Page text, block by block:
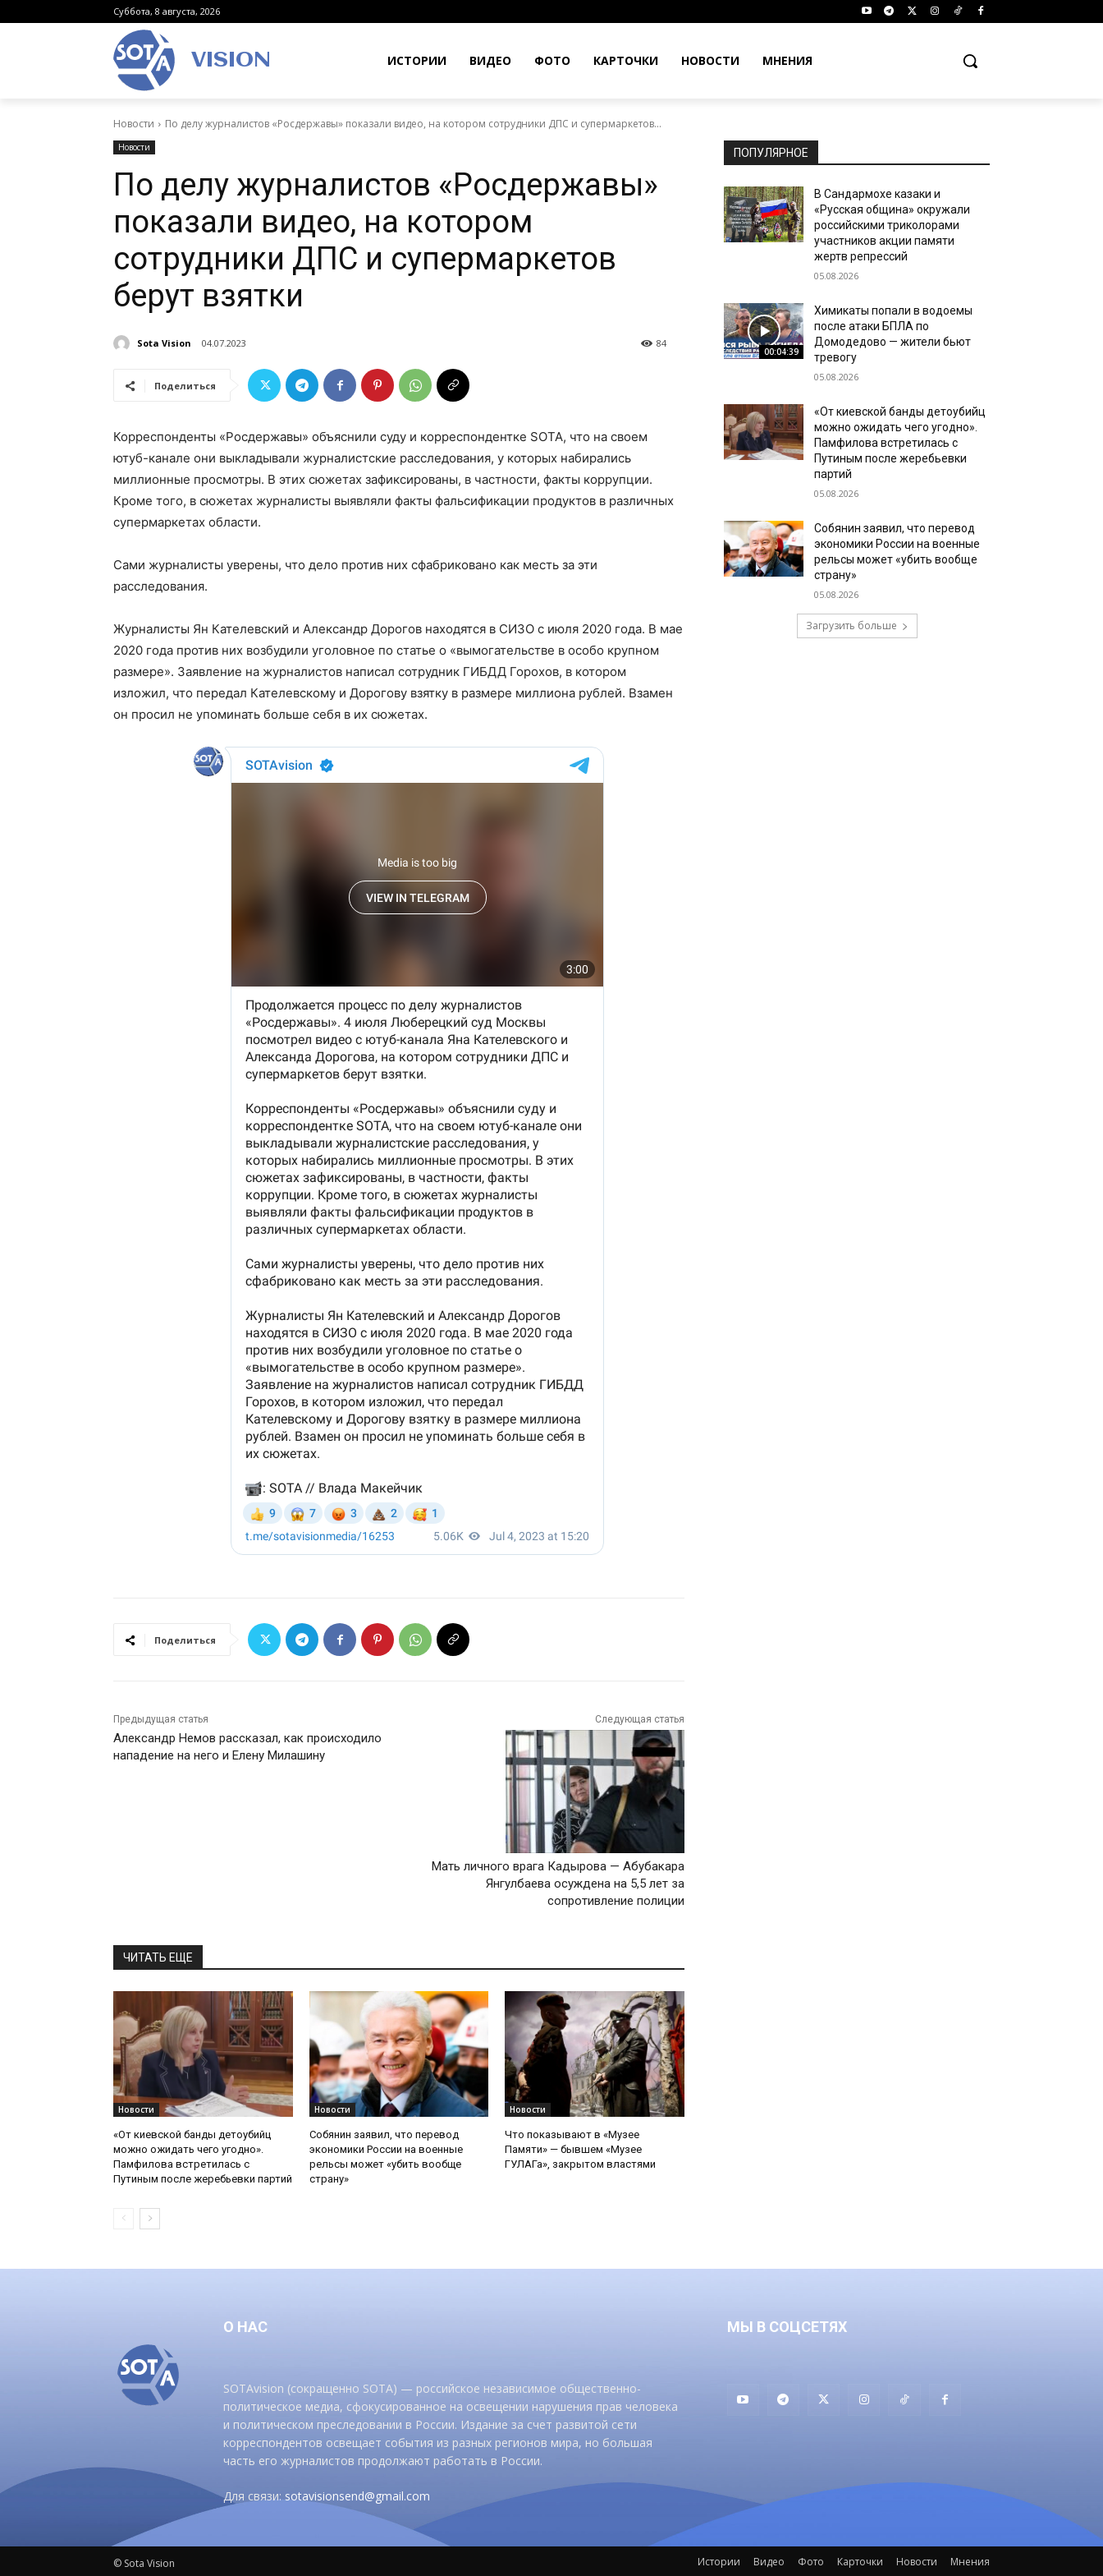
Суббота, 8 августа, 2026
VISION ИСТОРИИ ВИДЕО ФОТО КАРТОЧКИ НОВОСТИ МНЕНИЯ
Новости По делу журналистов «Росдержавы» показали видео, на котором сотрудники ДПС и супермаркетов...
Новости
По делу журналистов «Росдержавы»
показали видео, на котором
сотрудники ДПС и супермаркетов
берут взятки
Sota Vision 04.07.2023 84
Поделиться
Корреспонденты «Росдержавы» объяснили суду и корреспондентке SOTA, что на своем
ютуб-канале они выкладывали журналистские расследования, у которых набирались
миллионные просмотры. В этих сюжетах зафиксированы, в частности, факты коррупции.
Кроме того, в сюжетах журналисты выявляли факты фальсификации продуктов в различных
супермаркетах области.
Сами журналисты уверены, что дело против них сфабриковано как месть за эти
расследования.
Журналисты Ян Кателевский и Александр Дорогов находятся в СИЗО с июля 2020 года. В мае
2020 года против них возбудили уголовное по статье о «вымогательстве в особо крупном
размере». Заявление на журналистов написал сотрудник ГИБДД Горохов, в котором
изложил, что передал Кателевскому и Дорогову взятку в размере миллиона рублей. Взамен
он просил не упоминать больше себя в их сюжетах.
Поделиться
Предыдущая статья
Александр Немов рассказал, как происходило
нападение на него и Елену Милашину
Следующая статья
Мать личного врага Кадырова — Абубакара
Янгулбаева осуждена на 5,5 лет за
сопротивление полиции
ЧИТАТЬ ЕЩЕ
Новости
«От киевской банды детоубийц
можно ожидать чего угодно».
Памфилова встретилась с
Путиным после жеребьевки партий
Новости
Собянин заявил, что перевод
экономики России на военные
рельсы может «убить вообще
страну»
Новости
Что показывают в «Музее
Памяти» — бывшем «Музее
ГУЛАГа», закрытом властями
ПОПУЛЯРНОЕ
В Сандармохе казаки и
«Русская община» окружали
российскими триколорами
участников акции памяти
жертв репрессий
05.08.2026
00:04:39
Химикаты попали в водоемы
после атаки БПЛА по
Домодедово — жители бьют
тревогу
05.08.2026
«От киевской банды детоубийц
можно ожидать чего угодно».
Памфилова встретилась с
Путиным после жеребьевки
партий
05.08.2026
Собянин заявил, что перевод
экономики России на военные
рельсы может «убить вообще
страну»
05.08.2026
Загрузить больше
О НАС
SOTAvision (сокращенно SOTA) — российское независимое общественно-
политическое медиа, сфокусированное на освещении нарушения прав человека
и политическом преследовании в России. Издание за счет развитой сети
корреспондентов освещает события из разных регионов мира, но большая
часть его журналистов продолжают работать в России.
Для связи:sotavisionsend@gmail.com
МЫ В СОЦСЕТЯХ
© Sota Vision Истории Видео Фото Карточки Новости Мнения